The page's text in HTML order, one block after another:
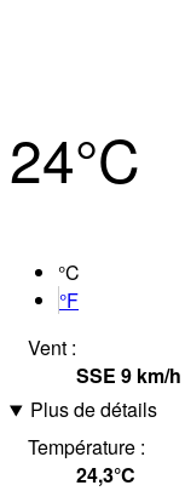
24°C
°C
°F
Vent :
SSE 9 km/h
Plus de détails
Température :
24,3°C